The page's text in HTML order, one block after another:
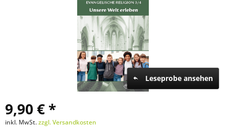
Leseprobe ansehen
9,90 € *
inkl. MwSt.zzgl. Versandkosten